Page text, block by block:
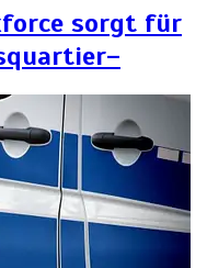
sorgt für